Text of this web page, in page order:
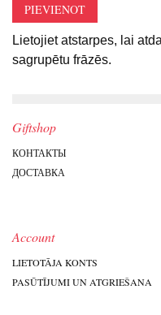
PIEVIENOT
Lietojiet atstarpes, lai
sagrupētu frāzēs.
Giftshop
КОНТАКТЫ
ДОСТАВКА
Account
LIETOTĀJA KONTS
PASŪTĪJUMI UN ATGRIEŠANA